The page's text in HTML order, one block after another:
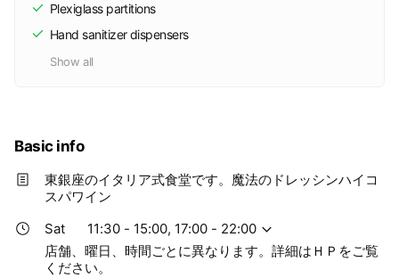
Plexiglass partitions
Hand sanitizer dispensers
Show all
Basic info
東銀座のイタリア式食堂です。魔法のドレッシンハイコ
スパワイン
Sat
11:30 - 15:00, 17:00 - 22:00
店舗、曜日、時間ごとに異なります。詳細はＨＰをご覧
ください。